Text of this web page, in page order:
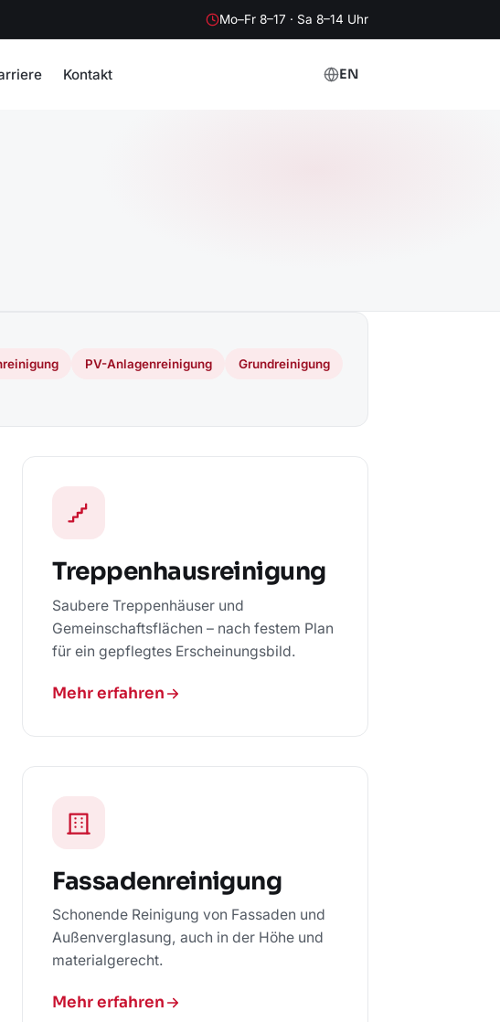
Mo–Fr 8–17 · Sa 8–14 Uhr
Kontakt EN
PV-Anlagenreinigung Grundreinigung
Treppenhausreinigung
Saubere Treppenhäuser und
Gemeinschaftsflächen – nach festem Plan
für ein gepflegtes Erscheinungsbild.
Mehr erfahren
Fassadenreinigung
Schonende Reinigung von Fassaden und
Außenverglasung, auch in der Höhe und
materialgerecht.
Mehr erfahren